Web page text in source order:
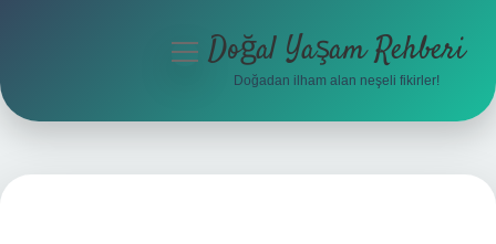
menüyüDoğal Yaşam Rehberi
Doğadan ilham alan neşeli fikirler!